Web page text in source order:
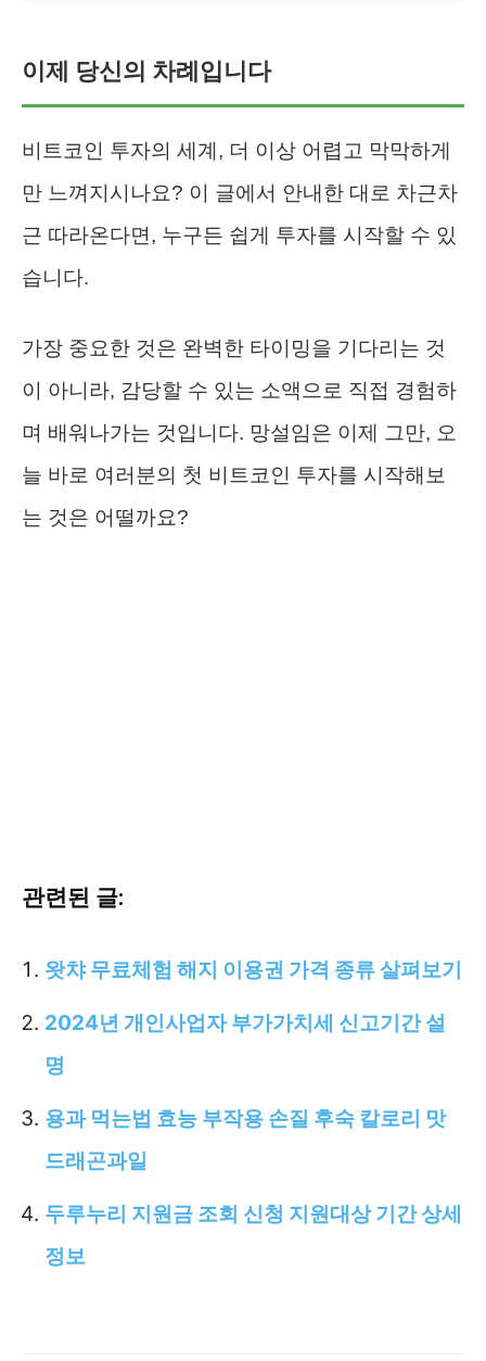
이제 당신의 차례입니다
비트코인 투자의 세계, 더 이상 어렵고 막막하게
만 느껴지시나요? 이 글에서 안내한 대로 차근차
근 따라온다면, 누구든 쉽게 투자를 시작할 수 있
습니다.
가장 중요한 것은 완벽한 타이밍을 기다리는 것
이 아니라, 감당할 수 있는 소액으로 직접 경험하
며 배워나가는 것입니다. 망설임은 이제 그만, 오
늘 바로 여러분의 첫 비트코인 투자를 시작해보
는 것은 어떨까요?
관련된 글:
왓챠 무료체험 해지 이용권 가격 종류 살펴보기
2024년 개인사업자 부가가치세 신고기간 설
명
용과 먹는법 효능 부작용 손질 후숙 칼로리 맛
드래곤과일
두루누리 지원금 조회 신청 지원대상 기간 상세
정보